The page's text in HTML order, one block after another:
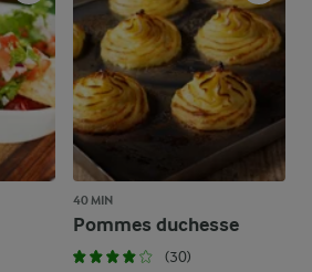
40 MIN
Pommes duchesse
(30)